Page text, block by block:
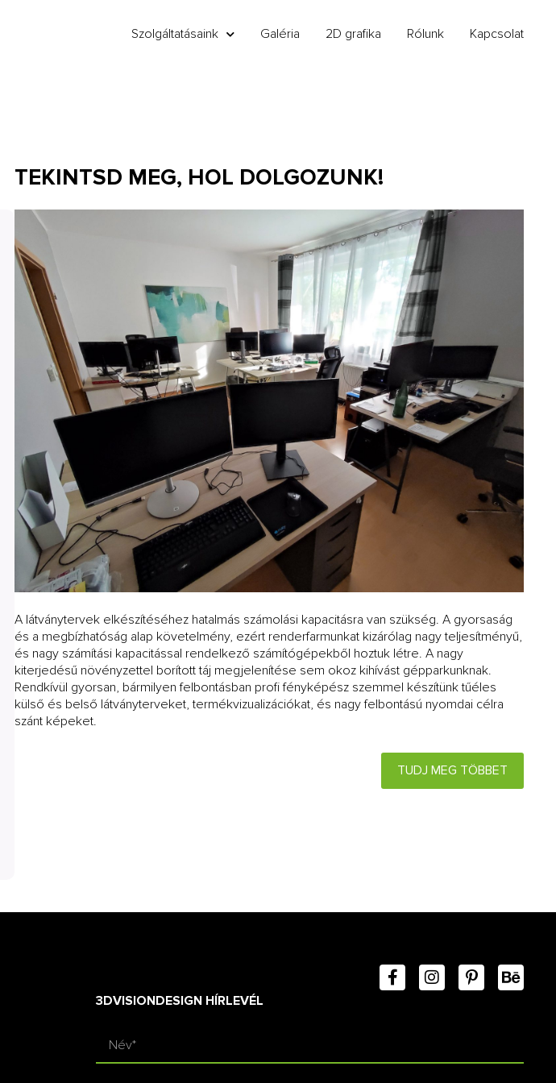
Szolgáltatásaink Galéria 2D grafika Rólunk Kapcsolat
TEKINTSD MEG, HOL DOLGOZUNK!
A látványtervek elkészítéséhez hatalmás számolási kapacitásra van szükség. A gyorsaság
és a megbízhatóság alap követelmény, ezért renderfarmunkat kizárólag nagy teljesítményű,
és nagy számítási kapacitással rendelkező számítógépekből hoztuk létre. A nagy
kiterjedésű növényzettel borított táj megjelenítése sem okoz kihívást gépparkunknak.
Rendkívül gyorsan, bármilyen felbontásban profi fényképész szemmel készítünk tűéles
külső és belső látványterveket, termékvizualizációkat, és nagy felbontású nyomdai célra
szánt képeket.
TUDJ MEG TÖBBET
3DVISIONDESIGN HÍRLEVÉL